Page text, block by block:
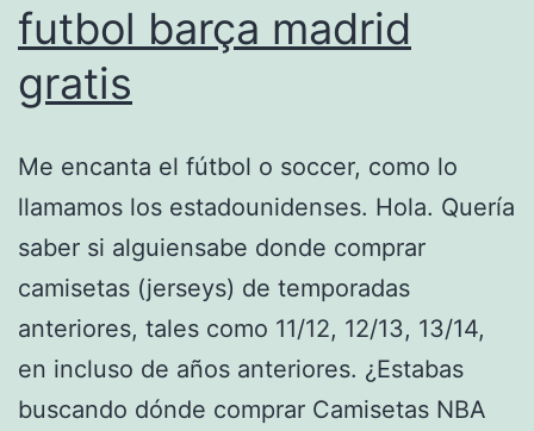
futbol barça madrid
gratis
Me encanta el fútbol o soccer, como lo
llamamos los estadounidenses. Hola. Quería
saber si alguiensabe donde comprar
camisetas (jerseys) de temporadas
anteriores, tales como 11/12, 12/13, 13/14,
en incluso de años anteriores. ¿Estabas
buscando dónde comprar Camisetas NBA